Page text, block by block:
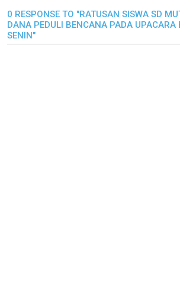
0 RESPONSE TO "RATUSAN SISWA SD
DANA PEDULI BENCANA PADA UPACARA
SENIN"